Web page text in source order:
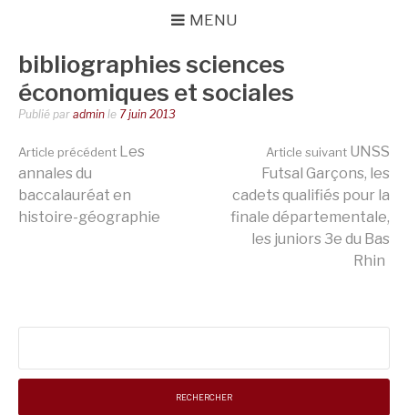
MENU
bibliographies sciences
économiques et sociales
Publié par admin le 7 juin 2013
Lire
la
Article précédent Les
annales du
baccalauréat en
histoire-géographie
Article suivant UNSS
Futsal Garçons, les
cadets qualifiés pour la
finale départementale,
les juniors 3e du Bas
Rhin